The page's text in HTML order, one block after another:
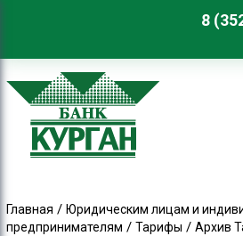
8
Главная / Юридическим лицам и
предпринимателям / Тарифы / Архив